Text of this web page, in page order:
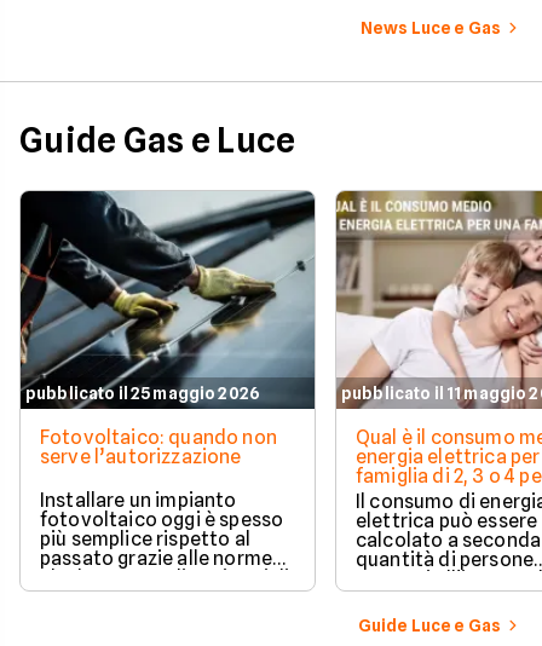
News Luce e Gas
Guide Gas e Luce
pubblicato il 25 maggio 2026
Fotovoltaico: quando non
serve l’autorizzazione
Installare un impianto
fotovoltaico oggi è spesso
più semplice rispetto al
passato grazie alle norme
che hanno ampliato i casi di
edilizia libera.
pubblicato il 11 maggio
Qual è il consumo
energia elettrica per
famiglia di 2, 3 o 4
Il consumo di
elettrica può essere
calcolato a
quantità di persone
presenti all'interno
determinato
numerosi i fattori
influenzano questo
Guide Luce e Gas